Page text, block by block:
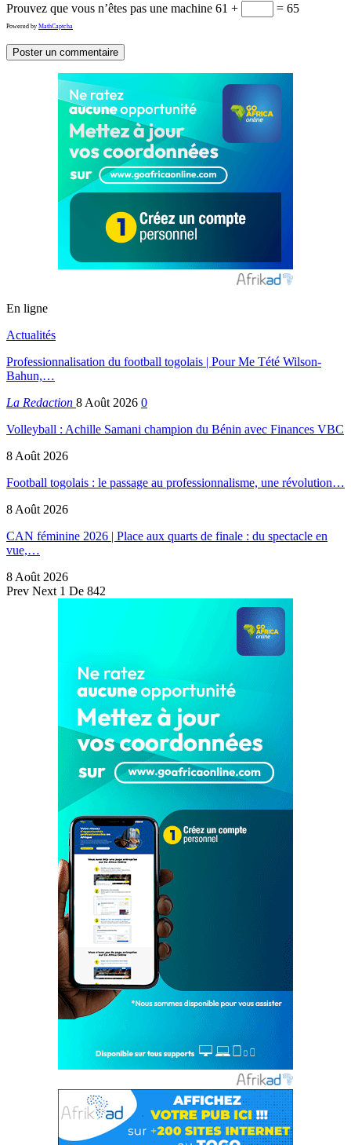
Prouvez que vous n’êtes pas une machine 61 + = 65
Powered by MathCaptcha
En ligne
Actualités
Professionnalisation du football togolais | Pour Me Tété Wilson-
Bahun,…
La Redaction 8 Août 2026 0
Volleyball : Achille Samani champion du Bénin avec Finances VBC
8 Août 2026
Football togolais : le passage au professionnalisme, une révolution…
8 Août 2026
CAN féminine 2026 | Place aux quarts de finale : du spectacle en
vue,…
8 Août 2026
Prev Next 1 De 842